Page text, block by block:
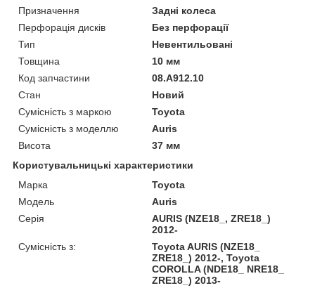
Призначення
Задні колеса
Перфорація дисків
Без перфорації
Тип
Невентильовані
Товщина
10 мм
Код запчастини
08.A912.10
Стан
Новий
Сумісність з маркою
Toyota
Сумісність з моделлю
Auris
Висота
37 мм
Користувальницькі характеристики
Марка
Toyota
Модель
Auris
Серія
AURIS (NZE18_, ZRE18_)
2012-
Сумісність з:
Toyota AURIS (NZE18_
ZRE18_) 2012-, Toyota
COROLLA (NDE18_ NRE18_
ZRE18_) 2013-